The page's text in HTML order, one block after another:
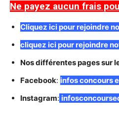
Ne payez aucun frais
Cliquez ici pour rejoindre
cliquez ici pour rejoindre
Nos différentes pages sur
Facebook: infos concours
Instagram: